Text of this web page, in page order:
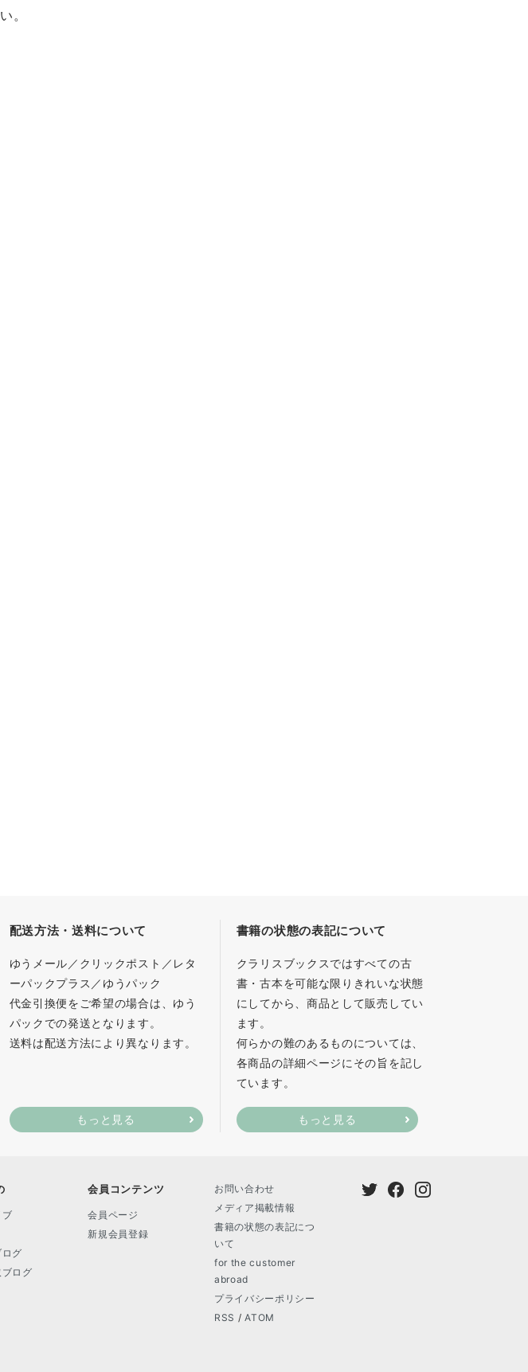
。
配送方法・送料について
ゆうメール／クリックポスト／レタ
ーパックプラス／ゆうパック
代金引換便をご希望の場合は、ゆう
パックでの発送となります。
送料は配送方法により異なります。
もっと見る
書籍の状態の表記について
クラリスブックスではすべての古
書・古本を可能な限りきれいな状態
にしてから、商品として販売してい
ます。
何らかの難のあるものについては、
各商品の詳細ページにその旨を記し
ています。
もっと見る
ブ
グ
ログ
会員コンテンツ
会員ページ
新規会員登録
お問い合わせ
メディア掲載情報
書籍の状態の表記につ
いて
for the customer
abroad
プライバシーポリシー
RSS /ATOM